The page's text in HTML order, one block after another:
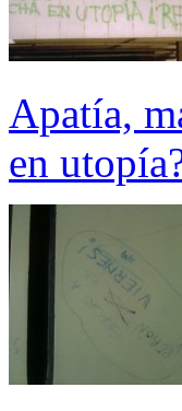
Apatía,
en